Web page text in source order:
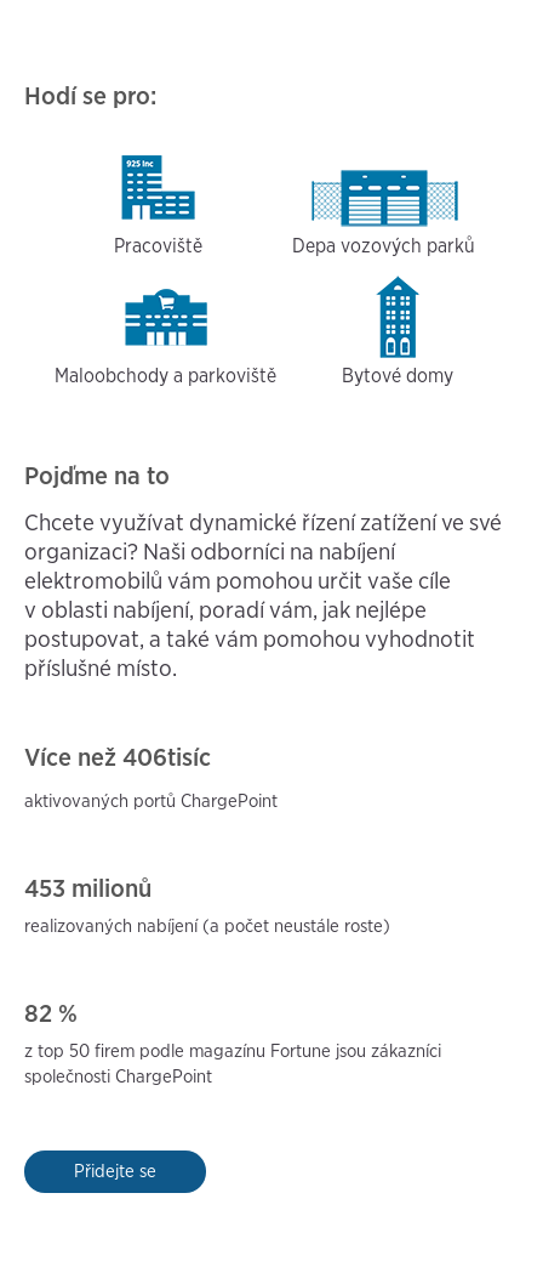
Hodí se pro:
Pracoviště Depa vozových parků
Maloobchody a parkoviště Bytové domy
Pojďme na to
Chcete využívat dynamické řízení zatížení ve své
organizaci? Naši odborníci na nabíjení
elektromobilů vám pomohou určit vaše cíle
v oblasti nabíjení, poradí vám, jak nejlépe
postupovat, a také vám pomohou vyhodnotit
příslušné místo.
Více než 406tisíc
aktivovaných portů ChargePoint
453 milionů
realizovaných nabíjení (a počet neustále roste)
82 %
z top 50 firem podle magazínu Fortune jsou zákazníci
společnosti ChargePoint
Přidejte se